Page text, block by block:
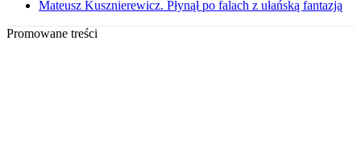
Mateusz Kusznierewicz. Płynął po falach z ułańską fantazją
Promowane treści